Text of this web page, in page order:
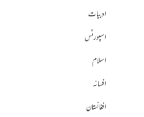
ادبیات
اسپورٹس
اسلام
افسانہ
افغانستان